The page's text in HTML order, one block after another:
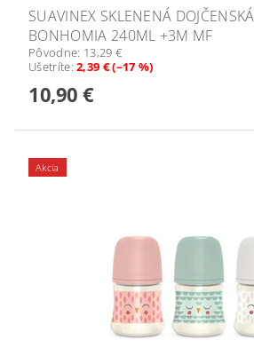
SUAVINEX SKLENENÁ
BONHOMIA 240ML +3M MF
Pôvodne: 13,29 €
Ušetríte:2,39 € (–17 %)
10,90 €
Akcia